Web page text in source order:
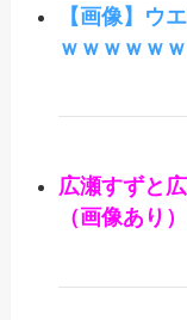
【画像】ウ
ｗｗｗｗｗｗ
広瀬すずと
（画像あり）